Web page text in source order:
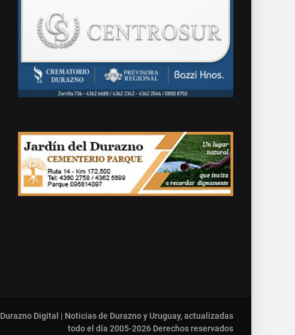
Durazno Digital | Noticias de Durazno y Uruguay, actualizadas
todo el día 2005-2026 Derechos reservados